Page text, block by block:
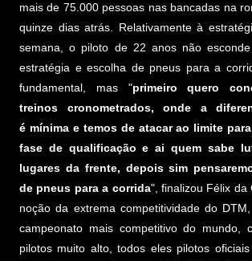
mais de 75.000 pessoas nas bancadas na
quinze dias atrás. Relativamente à
semana, o piloto de 22 anos não
estratégia e escolha de pneus para a
fundamental, mas "primeiro quero
treinos cronometrados, onde a
é mínima e temos de atacar ao limite
fase de qualificação e ai quem sabe
lugares da frente, depois sim
de pneus para a corrida", finalizou Félix da
noção da extrema competitividade do
campeonato mais competitivo do mundo,
pilotos muito alto, todos eles pilotos